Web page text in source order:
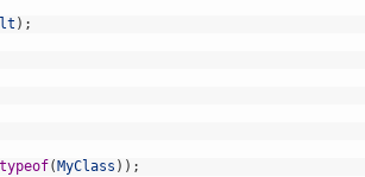
) ;
typeof(MyClass ) ) ;